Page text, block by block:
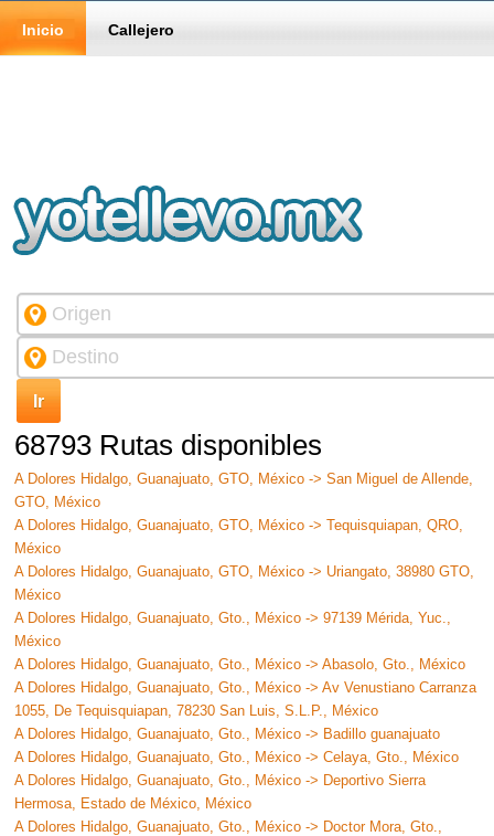
Inicio Callejero
68793 Rutas disponibles
A Dolores Hidalgo, Guanajuato, GTO, México -> San Miguel de Allende,
GTO, México
A Dolores Hidalgo, Guanajuato, GTO, México -> Tequisquiapan, QRO,
México
A Dolores Hidalgo, Guanajuato, GTO, México -> Uriangato, 38980 GTO,
México
A Dolores Hidalgo, Guanajuato, Gto., México -> 97139 Mérida, Yuc.,
México
A Dolores Hidalgo, Guanajuato, Gto., México -> Abasolo, Gto., México
A Dolores Hidalgo, Guanajuato, Gto., México -> Av Venustiano Carranza
1055, De Tequisquiapan, 78230 San Luis, S.L.P., México
A Dolores Hidalgo, Guanajuato, Gto., México -> Badillo guanajuato
A Dolores Hidalgo, Guanajuato, Gto., México -> Celaya, Gto., México
A Dolores Hidalgo, Guanajuato, Gto., México -> Deportivo Sierra
Hermosa, Estado de México, México
A Dolores Hidalgo, Guanajuato, Gto., México -> Doctor Mora, Gto.,